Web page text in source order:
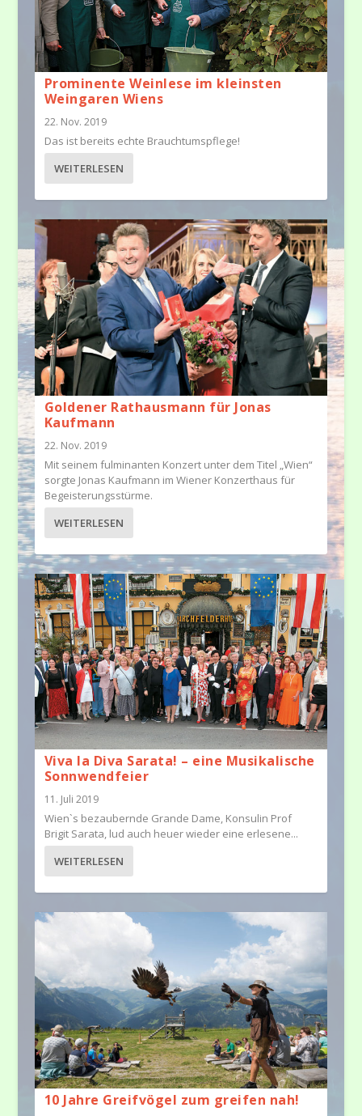
Prominente Weinlese im kleinsten
Weingaren Wiens
22. Nov. 2019
Das ist bereits echte Brauchtumspflege!
WEITERLESEN
Goldener Rathausmann für Jonas
Kaufmann
22. Nov. 2019
Mit seinem fulminanten Konzert unter dem Titel „Wien“
sorgte Jonas Kaufmann im Wiener Konzerthaus für
Begeisterungsstürme.
WEITERLESEN
Viva la Diva Sarata! – eine Musikalische
Sonnwendfeier
11. Juli 2019
Wien`s bezaubernde Grande Dame, Konsulin Prof
Brigit Sarata, lud auch heuer wieder eine erlesene...
WEITERLESEN
10 Jahre Greifvögel zum greifen nah!